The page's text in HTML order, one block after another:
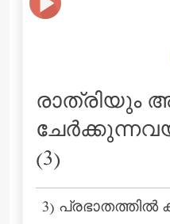
രാത്രിയും
(3)
3) പ്രഭാതത്തില്‍